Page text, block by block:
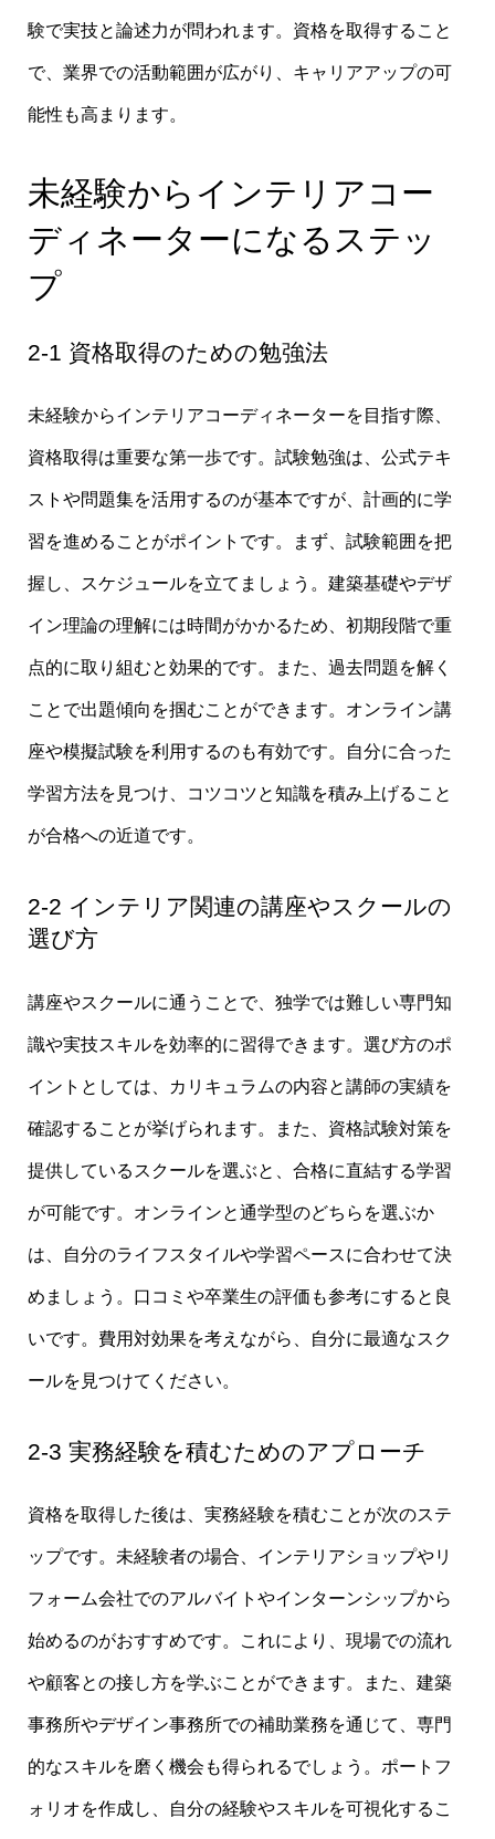
験で実技と論述力が問われます。資格を取得すること
で、業界での活動範囲が広がり、キャリアアップの可
能性も高まります。
未経験からインテリアコー
ディネーターになるステッ
プ
2-1 資格取得のための勉強法
未経験からインテリアコーディネーターを目指す際、
資格取得は重要な第一歩です。試験勉強は、公式テキ
ストや問題集を活用するのが基本ですが、計画的に学
習を進めることがポイントです。まず、試験範囲を把
握し、スケジュールを立てましょう。建築基礎やデザ
イン理論の理解には時間がかかるため、初期段階で重
点的に取り組むと効果的です。また、過去問題を解く
ことで出題傾向を掴むことができます。オンライン講
座や模擬試験を利用するのも有効です。自分に合った
学習方法を見つけ、コツコツと知識を積み上げること
が合格への近道です。
2-2 インテリア関連の講座やスクールの
選び方
講座やスクールに通うことで、独学では難しい専門知
識や実技スキルを効率的に習得できます。選び方のポ
イントとしては、カリキュラムの内容と講師の実績を
確認することが挙げられます。また、資格試験対策を
提供しているスクールを選ぶと、合格に直結する学習
が可能です。オンラインと通学型のどちらを選ぶか
は、自分のライフスタイルや学習ペースに合わせて決
めましょう。口コミや卒業生の評価も参考にすると良
いです。費用対効果を考えながら、自分に最適なスク
ールを見つけてください。
2-3 実務経験を積むためのアプローチ
資格を取得した後は、実務経験を積むことが次のステ
ップです。未経験者の場合、インテリアショップやリ
フォーム会社でのアルバイトやインターンシップから
始めるのがおすすめです。これにより、現場での流れ
や顧客との接し方を学ぶことができます。また、建築
事務所やデザイン事務所での補助業務を通じて、専門
的なスキルを磨く機会も得られるでしょう。ポートフ
ォリオを作成し、自分の経験やスキルを可視化するこ